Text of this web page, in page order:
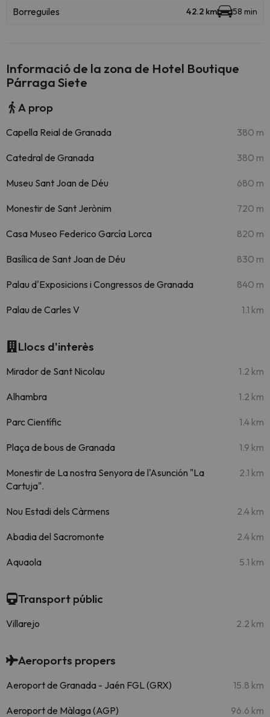
Borreguiles 42.2 km 58 min
Informació de la zona de Hotel Boutique
Párraga Siete
A prop
Capella Reial de Granada 380 m
Catedral de Granada 380 m
Museu Sant Joan de Déu 680 m
Monestir de Sant Jerònim 720 m
Casa Museo Federico García Lorca 820 m
Basílica de Sant Joan de Déu 830 m
Palau d'Exposicions i Congressos de Granada 840 m
Palau de Carles V 1.1 km
Llocs d'interès
Mirador de Sant Nicolau 1.2 km
Alhambra 1.2 km
Parc Científic 1.4 km
Plaça de bous de Granada 1.9 km
Monestir de La nostra Senyora de l'Asunción "La
Cartuja".
2.1 km
Nou Estadi dels Càrmens 2.4 km
Abadia del Sacromonte 2.4 km
Aquaola 5.1 km
Transport públic
Villarejo 2.2 km
Aeroports propers
Aeroport de Granada - Jaén FGL (GRX) 15.8 km
Aeroport de Màlaga (AGP) 96.6 km